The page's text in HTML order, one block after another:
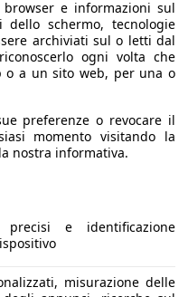
Emilia - Re
e informazioni sul
dello schermo, tecnologie
archiviati sul o letti dal
ogni volta che
o a un sito web, per una o
preferenze o revocare il
momento visitando la
nostra informativa.
precisi e identificazione
misurazione delle